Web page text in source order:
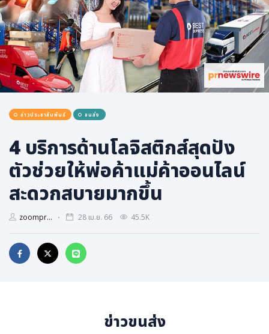
การศึกษา
ศิลปะ, วัฒนธรรม
ศาสนา
การเมือง
ธุรกิจ, สังคม
เศรษฐกิจ, การเงิน
การเกษตร
พลังงาน, สิ่งแวดล้อม
ยานยนต์
ขนส่ง
กิจกรรม
ข่าวประชาสัมพันธ์ ขนส่ง
4 บริการด้านโลจิสติกส์สุดปัง
ตัวช่วยให้พ่อค้าแม่ค้าออนไลน์
สะดวกสบายมากขึ้น
zoompr... 28 เม.ย. 66 45.5K
ข่าวขนส่ง